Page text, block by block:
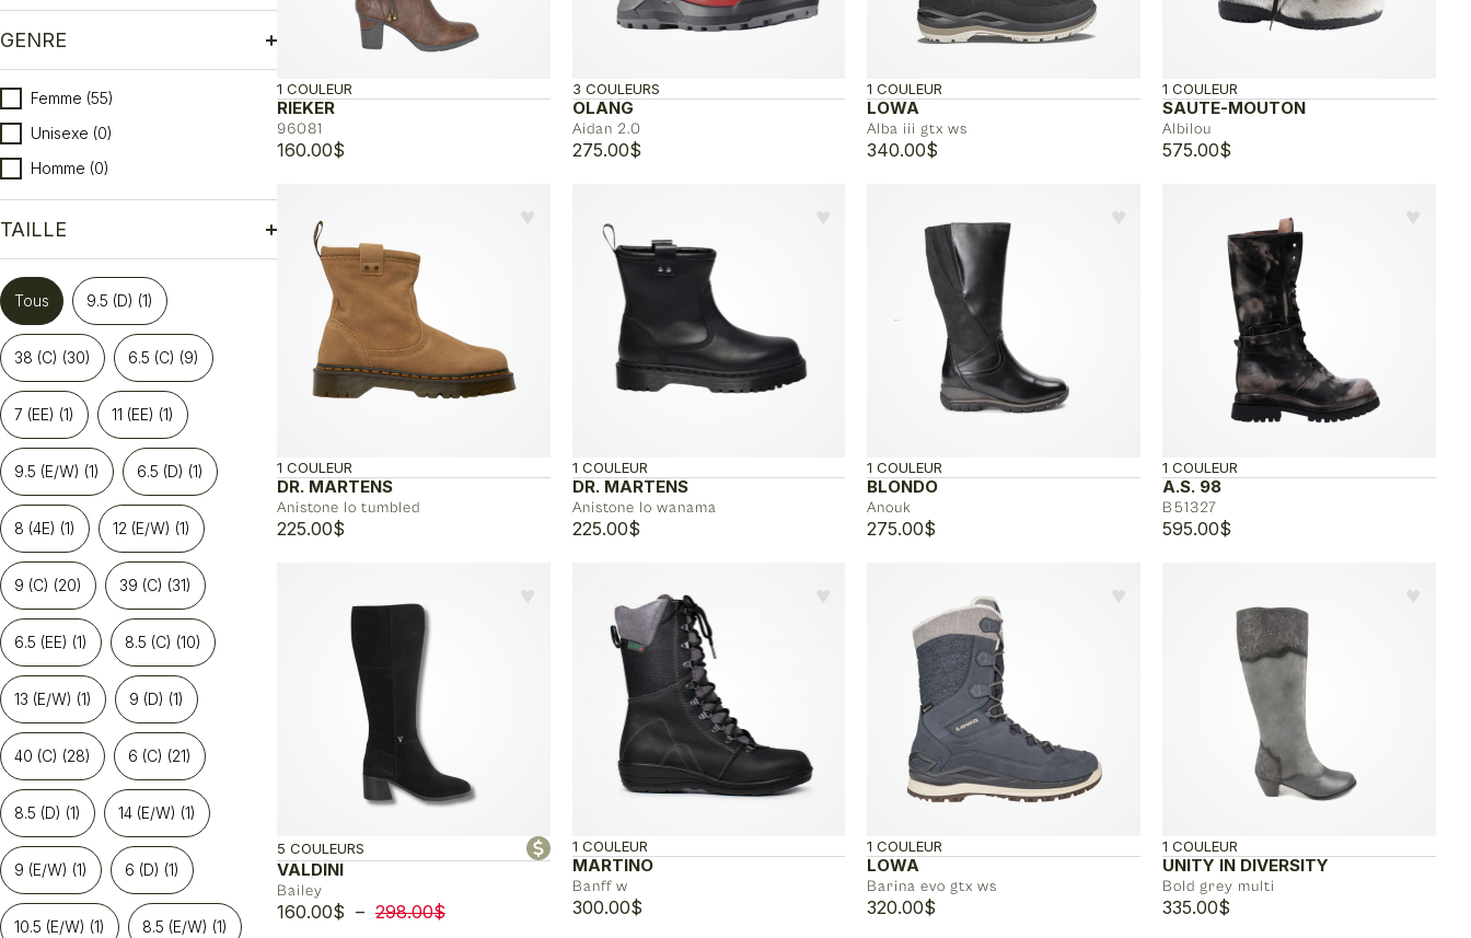
GENRE
Genre
Femme (55)
Unisexe (0)
Homme (0)
TAILLE
Taille
Tous 9.5 (D) (1)
38 (C) (30) 6.5 (C) (9)
7 (EE) (1) 11 (EE) (1)
9.5 (E/W) (1) 6.5 (D) (1)
8 (4E) (1) 12 (E/W) (1)
9 (C) (20) 39 (C) (31)
6.5 (EE) (1) 8.5 (C) (10)
13 (E/W) (1) 9 (D) (1)
40 (C) (28) 6 (C) (21)
8.5 (D) (1) 14 (E/W) (1)
9 (E/W) (1) 6 (D) (1)
10.5 (E/W) (1) 8.5 (E/W) (1)
RIEKER
96081
1 COULEUR
160.00$
OLANG
Aidan 2.0
3 COULEURS
275.00$
LOWA
Alba iii gtx ws
1 COULEUR
340.00$
SAUTE-MOUTON
Albilou
1 COULEUR
575.00$
♥︎
DR. MARTENS
Anistone lo tumbled
1 COULEUR
225.00$
♥︎
DR. MARTENS
Anistone lo wanama
1 COULEUR
225.00$
♥︎
BLONDO
Anouk
1 COULEUR
275.00$
♥︎
A.S. 98
B51327
1 COULEUR
595.00$
♥︎
VALDINI
Bailey
5 COULEURS
160.00$ – 298.00$Plage
♥︎
MARTINO
Banff w
1 COULEUR
300.00$
♥︎
LOWA
Barina evo gtx ws
1 COULEUR
320.00$
♥︎
UNITY IN DIVERSITY
Bold grey multi
1 COULEUR
335.00$